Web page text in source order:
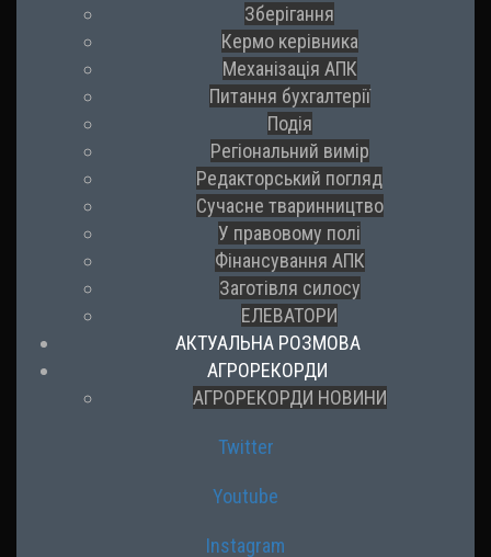
Зберігання
Кермо керівника
Механізація АПК
Питання бухгалтерії
Подія
Регіональний вимір
Редакторський погляд
Сучасне тваринництво
У правовому полі
Фінансування АПК
Заготівля силосу
ЕЛЕВАТОРИ
АКТУАЛЬНА РОЗМОВА
АГРОРЕКОРДИ
АГРОРЕКОРДИ НОВИНИ
Twitter
Youtube
Instagram